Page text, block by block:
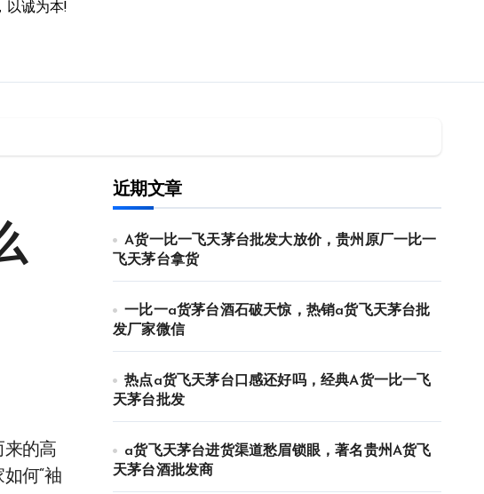
以诚为本!
的高
何“袖
近期文章
A货一比一飞天茅台批发大放价，贵州原厂一比一
飞天茅台拿货
一比一a货茅台酒石破天惊，热销a货飞天茅台批
发厂家微信
热点a货飞天茅台口感还好吗，经典A货一比一飞
天茅台批发
a货飞天茅台进货渠道愁眉锁眼，著名贵州A货飞
天茅台酒批发商